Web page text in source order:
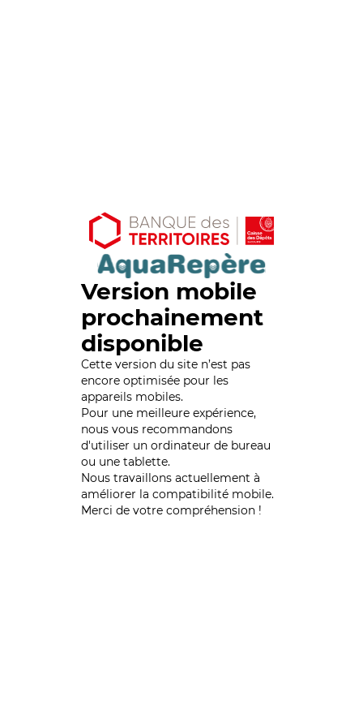
Version mobile
prochainement
disponible
Cette version du site n’est pas
encore optimisée pour les
appareils mobiles.
Pour une meilleure expérience,
nous vous recommandons
d'utiliser un ordinateur de bureau
ou une tablette.
Nous travaillons actuellement à
améliorer la compatibilité mobile.
Merci de votre compréhension !